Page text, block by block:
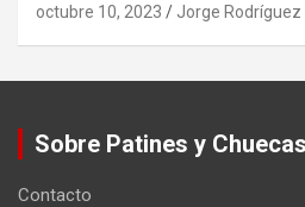
octubre 10, 2023 Jorge Rodríguez
Sobre Patines y Chuecas
Contacto